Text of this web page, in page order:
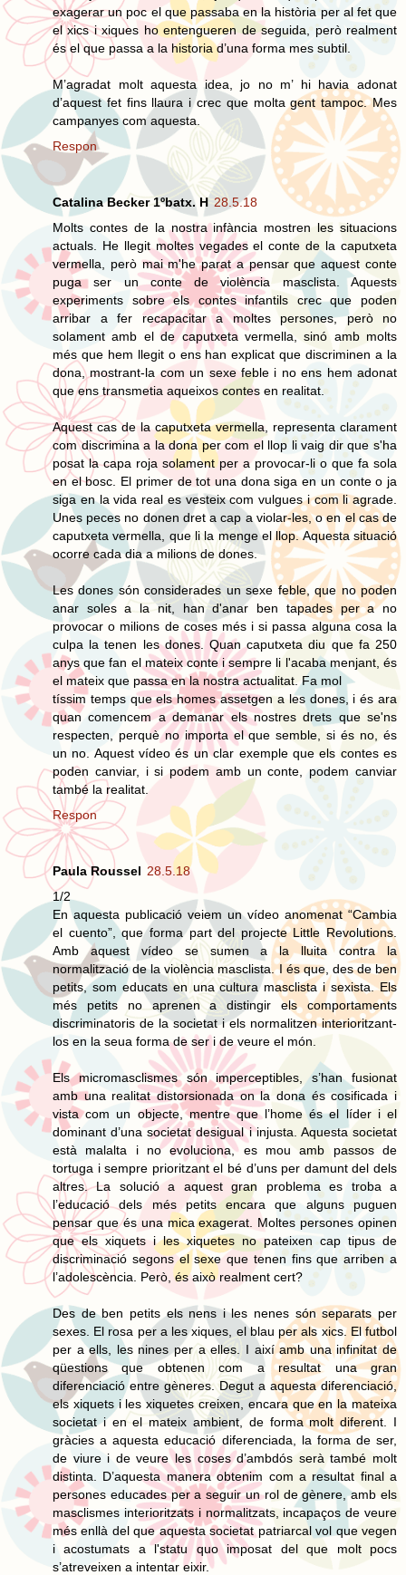
exagerar un poc el que passaba en la història per al fet que
el xics i xiques ho entengueren de seguida, però realment
és el que passa a la historia d’una forma mes subtil.
M’agradat molt aquesta idea, jo no m’ hi havia adonat
d’aquest fet fins llaura i crec que molta gent tampoc. Mes
campanyes com aquesta.
Respon
Catalina Becker 1ºbatx. H 28.5.18
Molts contes de la nostra infància mostren les situacions
actuals. He llegit moltes vegades el conte de la caputxeta
vermella, però mai m'he parat a pensar que aquest conte
puga ser un conte de violència masclista. Aquests
experiments sobre els contes infantils crec que poden
arribar a fer recapacitar a moltes persones, però no
solament amb el de caputxeta vermella, sinó amb molts
més que hem llegit o ens han explicat que discriminen a la
dona, mostrant-la com un sexe feble i no ens hem adonat
que ens transmetia aqueixos contes en realitat.
Aquest cas de la caputxeta vermella, representa clarament
com discrimina a la dona per com el llop li vaig dir que s'ha
posat la capa roja solament per a provocar-li o que fa sola
en el bosc. El primer de tot una dona siga en un conte o ja
siga en la vida real es vesteix com vulgues i com li agrade.
Unes peces no donen dret a cap a violar-les, o en el cas de
caputxeta vermella, que li la menge el llop. Aquesta situació
ocorre cada dia a milions de dones.
Les dones són considerades un sexe feble, que no poden
anar soles a la nit, han d'anar ben tapades per a no
provocar o milions de coses més i si passa alguna cosa la
culpa la tenen les dones. Quan caputxeta diu que fa 250
anys que fan el mateix conte i sempre li l'acaba menjant, és
el mateix que passa en la nostra actualitat. Fa mol
tíssim temps que els homes assetgen a les dones, i és ara
quan comencem a demanar els nostres drets que se'ns
respecten, perquè no importa el que semble, si és no, és
un no. Aquest vídeo és un clar exemple que els contes es
poden canviar, i si podem amb un conte, podem canviar
també la realitat.
Respon
Paula Roussel 28.5.18
1/2
En aquesta publicació veiem un vídeo anomenat “Cambia
el cuento”, que forma part del projecte Little Revolutions.
Amb aquest vídeo se sumen a la lluita contra la
normalització de la violència masclista. I és que, des de ben
petits, som educats en una cultura masclista i sexista. Els
més petits no aprenen a distingir els comportaments
discriminatoris de la societat i els normalitzen interioritzant-
los en la seua forma de ser i de veure el món.
Els micromasclismes són imperceptibles, s’han fusionat
amb una realitat distorsionada on la dona és cosificada i
vista com un objecte, mentre que l’home és el líder i el
dominant d’una societat desigual i injusta. Aquesta societat
està malalta i no evoluciona, es mou amb passos de
tortuga i sempre prioritzant el bé d’uns per damunt del dels
altres. La solució a aquest gran problema es troba a
l’educació dels més petits encara que alguns puguen
pensar que és una mica exagerat. Moltes persones opinen
que els xiquets i les xiquetes no pateixen cap tipus de
discriminació segons el sexe que tenen fins que arriben a
l’adolescència. Però, és això realment cert?
Des de ben petits els nens i les nenes són separats per
sexes. El rosa per a les xiques, el blau per als xics. El futbol
per a ells, les nines per a elles. I així amb una infinitat de
qüestions que obtenen com a resultat una gran
diferenciació entre gèneres. Degut a aquesta diferenciació,
els xiquets i les xiquetes creixen, encara que en la mateixa
societat i en el mateix ambient, de forma molt diferent. I
gràcies a aquesta educació diferenciada, la forma de ser,
de viure i de veure les coses d’ambdós serà també molt
distinta. D’aquesta manera obtenim com a resultat final a
persones educades per a seguir un rol de gènere, amb els
masclismes interioritzats i normalitzats, incapaços de veure
més enllà del que aquesta societat patriarcal vol que vegen
i acostumats a l'statu quo imposat del que molt pocs
s’atreveixen a intentar eixir.